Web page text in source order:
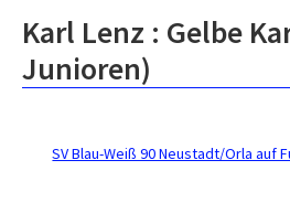
Karl Lenz : Gelbe
Junioren)
SV Blau-Weiß 90 Neustadt/Orla auf